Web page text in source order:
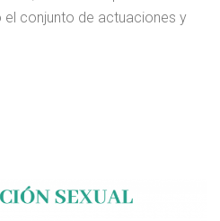
conjunto de actuaciones y